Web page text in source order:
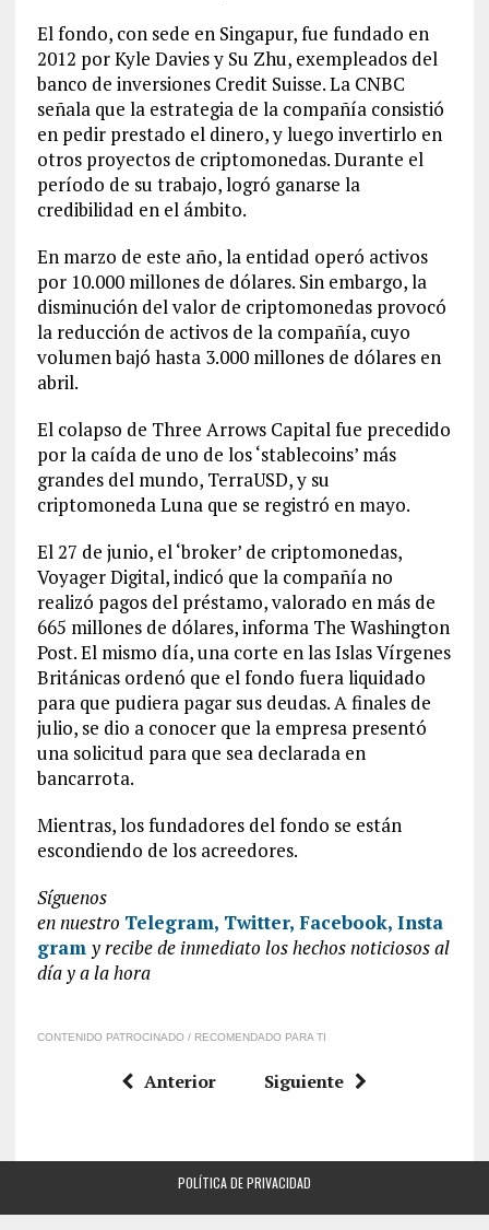
El fondo, con sede en Singapur, fue fundado en
2012 por Kyle Davies y Su Zhu, exempleados del
banco de inversiones Credit Suisse. La CNBC
señala que la estrategia de la compañía consistió
en pedir prestado el dinero, y luego invertirlo en
otros proyectos de criptomonedas. Durante el
período de su trabajo, logró ganarse la
credibilidad en el ámbito.
En marzo de este año, la entidad operó activos
por 10.000 millones de dólares. Sin embargo, la
disminución del valor de criptomonedas provocó
la reducción de activos de la compañía, cuyo
volumen bajó hasta 3.000 millones de dólares en
abril.
El colapso de Three Arrows Capital fue precedido
por la caída de uno de los ‘stablecoins’ más
grandes del mundo, TerraUSD, y su
criptomoneda Luna que se registró en mayo.
El 27 de junio, el ‘broker’ de criptomonedas,
Voyager Digital, indicó que la compañía no
realizó pagos del préstamo, valorado en más de
665 millones de dólares, informa The Washington
Post. El mismo día, una corte en las Islas Vírgenes
Británicas ordenó que el fondo fuera liquidado
para que pudiera pagar sus deudas. A finales de
julio, se dio a conocer que la empresa presentó
una solicitud para que sea declarada en
bancarrota.
Mientras, los fundadores del fondo se están
escondiendo de los acreedores.
Síguenos
ennuestro Telegram, Twitter, Facebook, Insta
gram y recibe de inmediato los hechos noticiosos al
día y a la hora
CONTENIDO PATROCINADO / RECOMENDADO PARA TI
Anterior Siguiente
POLÍTICA DE PRIVACIDAD